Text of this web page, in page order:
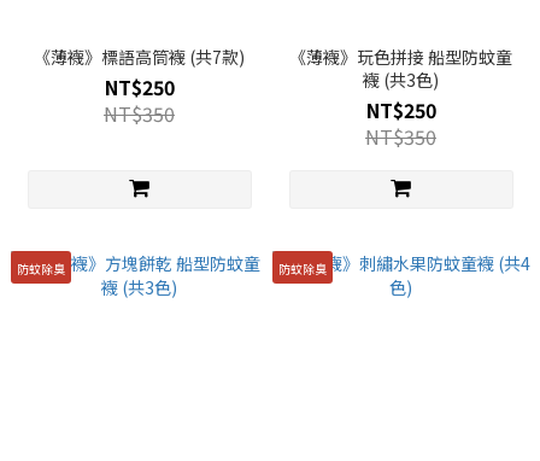
《薄襪》標語高筒襪 (共7款)
NT$250
NT$350
《薄襪》玩色拼接 船型防蚊童
襪 (共3色)
NT$250
NT$350
防蚊除臭 防蚊除臭